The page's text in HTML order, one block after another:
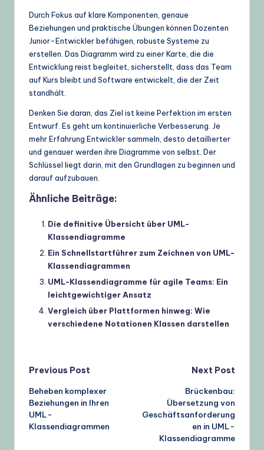
Durch Fokus auf klare Komponenten, genaue
Beziehungen und praktische Übungen können Dozenten
Junior-Entwickler befähigen, robuste Systeme zu
erstellen. Das Diagramm wird zu einer Karte, die die
Entwicklung reist begleitet, sicherstellt, dass das Team
auf Kurs bleibt und Software entwickelt, die der Zeit
standhält.
Denken Sie daran, das Ziel ist keine Perfektion im ersten
Entwurf. Es geht um kontinuierliche Verbesserung. Je
mehr Erfahrung Entwickler sammeln, desto detaillierter
und genauer werden ihre Diagramme von selbst. Der
Schlüssel liegt darin, mit den Grundlagen zu beginnen und
darauf aufzubauen.
Ähnliche Beiträge:
Die definitive Übersicht über UML-
Klassendiagramme
Ein Schnellstartführer zum Zeichnen von UML-
Klassendiagrammen
UML-Klassendiagramme für agile Teams: Ein
leichtgewichtiger Ansatz
Vergleich über Plattformen hinweg: Wie
verschiedene Notationen Klassen darstellen
Post
navigation
Previous Post
Beheben komplexer
Beziehungen in Ihren
UML-
Klassendiagrammen
Next Post
Brückenbau:
Übersetzung von
Geschäftsanforderung
en in UML-
Klassendiagramme